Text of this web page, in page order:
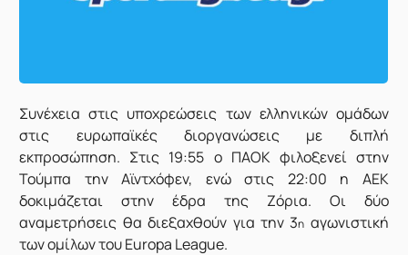
Συνέχεια στις υποχρεώσεις των ελληνικών ομάδων
στις ευρωπαϊκές διοργανώσεις με διπλή
εκπροσώπηση. Στις 19:55 ο ΠΑΟΚ φιλοξενεί στην
Τούμπα την Αϊντχόφεν, ενώ στις 22:00 η ΑΕΚ
δοκιμάζεται στην έδρα της Ζόρια. Οι δύο
αναμετρήσεις θα διεξαχθούν για την 3η αγωνιστική
των ομίλων του Europa League.